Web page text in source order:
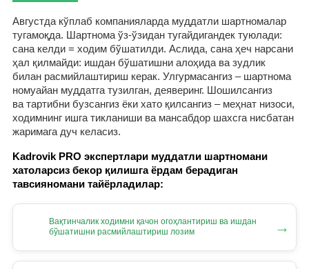
Августда кўплаб компанияларда муддатли шартномалар
тугамоқда. Шартнома ўз-ўзидан тугайдигандек туюлади:
сана келди = ходим бўшатилди. Аслида, сана ҳеч нарсани
ҳал қилмайди: ишдан бўшатишни алоҳида ва зудлик
билан расмийлаштириш керак. Улгурмасангиз – шартнома
номуайан муддатга тузилган, деяверинг. Шошилсангиз
ва тартибни бузсангиз ёки хато қилсангиз – меҳнат низоси,
ходимнинг ишга тикланиши ва мансабдор шахсга нисбатан
жаримага дуч келасиз.
Kadrovik PRO экспертлари муддатли шартномани
хатоларсиз бекор қилишга ёрдам берадиган
тавсияномани тайёрладилар:
Вақтинчалик ходимни қачон огоҳлантириш ва ишдан
бўшатишни расмийлаштириш лозим
→